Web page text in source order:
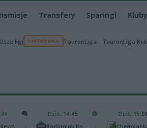
Transfery Sparingi Kluby
ligi SIATKÓWKA TauronLiga TauronLiga
Dziś, 14:45 Dziś, 15:00